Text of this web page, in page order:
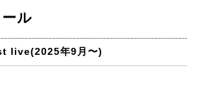
ル
live(2025年9月〜)